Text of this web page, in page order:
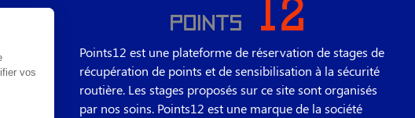
Points12 est une plateforme de réservation de stages de
récupération de points et de sensibilisation à la sécurité
routière. Les stages proposés sur ce site sont organisés
par nos soins. Points12 est une marque de la société